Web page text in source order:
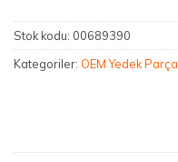
Stok kodu: 00689390
Kategoriler: OEM Yedek Parça